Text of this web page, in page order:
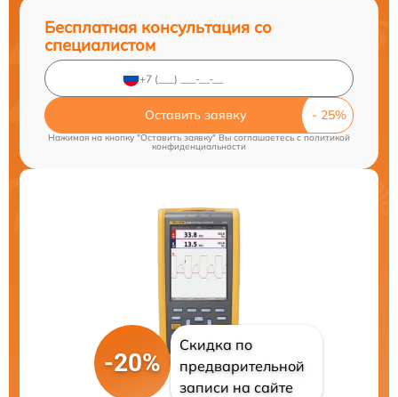
Бесплатная консультация со
специалистом
Оставить заявку
Нажимая на кнопку "Оставить заявку" Вы соглашаетесь cполитикой
конфиденциальности
-20%
Скидка по
предварительной
записи на сайте